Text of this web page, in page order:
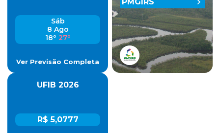
Sáb
8 Ago
18º 27º
Ver Previsão Completa
UFIB 2026
R$ 5,0777